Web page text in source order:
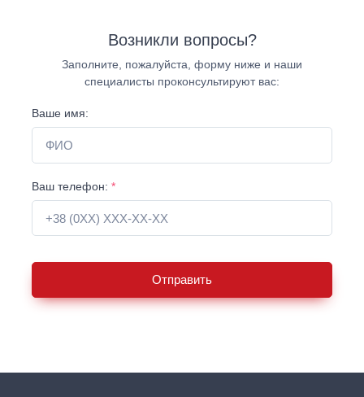
Возникли вопросы?
Заполните, пожалуйста, форму ниже и наши
специалисты проконсультируют вас:
Ваше имя:
Ваш телефон: *
Отправить